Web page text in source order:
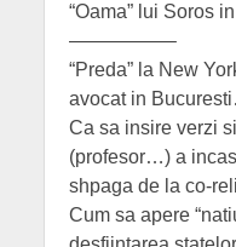
“Oama” lui Soros
—————–
“Preda” la New
avocat in
Ca sa insire verzi
(profesor…) a
shpaga de la co-
Cum sa apere